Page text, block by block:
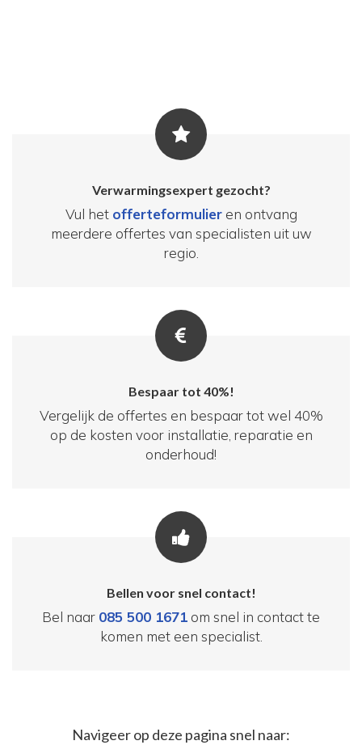
Verwarmingsexpert gezocht?
Vul het offerteformulieren ontvang
meerdere offertes van specialisten uit uw
regio.
Bespaar tot 40%!
Vergelijk de offertes en bespaar tot wel 40%
op de kosten voor installatie, reparatie en
onderhoud!
Bellen voor snel contact!
Bel naar 085 500 1671 om snel in contact te
komen met een specialist.
Navigeer op deze pagina snel naar: